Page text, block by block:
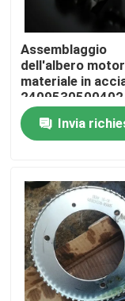
Visita alla
Controllo della
Contattaci
Chiedi un
Assemblaggio
Assemblaggio
Assemblaggio
dell'albero
materiale in
2409530500402
Invia